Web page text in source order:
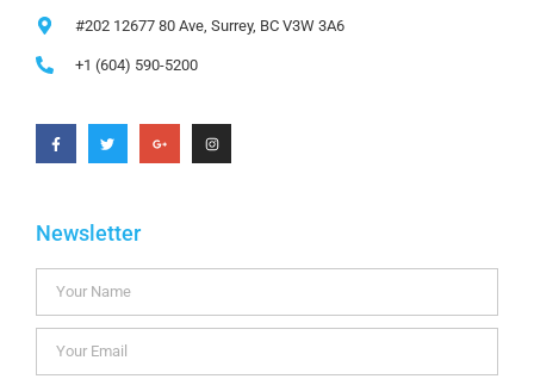
#202 12677 80 Ave, Surrey, BC V3W 3A6
+1 (604) 590-5200
Newsletter